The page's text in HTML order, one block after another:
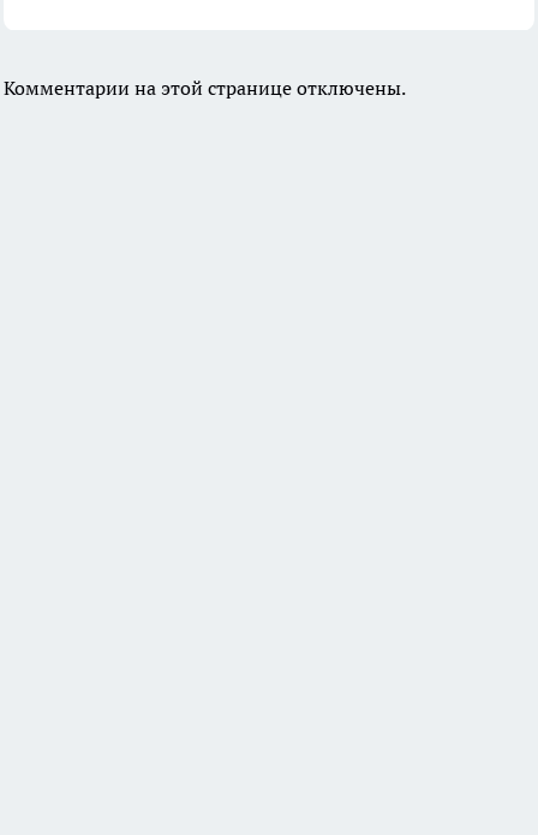
Комментарии на этой странице отключены.